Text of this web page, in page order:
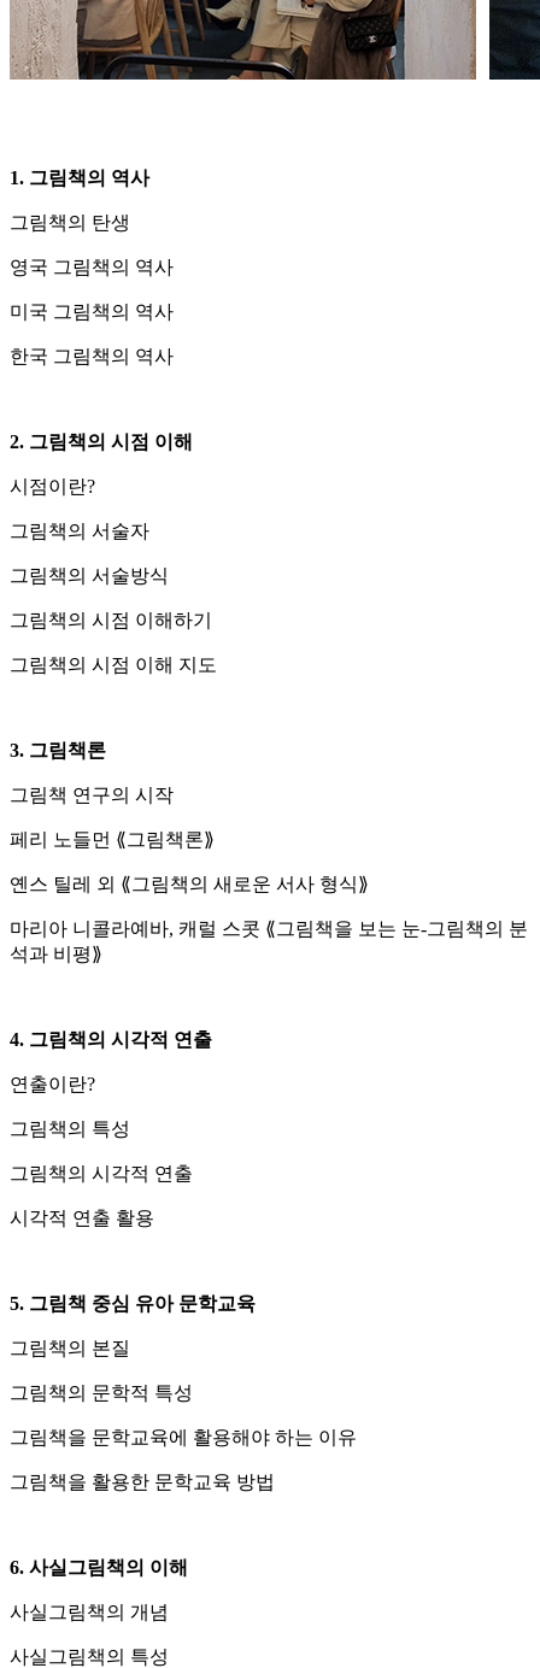
1. 그림책의 역사
그림책의 탄생
영국 그림책의 역사
미국 그림책의 역사
한국 그림책의 역사
2. 그림책의 시점 이해
시점이란?
그림책의 서술자
그림책의 서술방식
그림책의 시점 이해하기
그림책의 시점 이해 지도
3. 그림책론
그림책 연구의 시작
페리 노들먼 ⟪그림책론⟫
옌스 틸레 외 ⟪그림책의 새로운 서사 형식⟫
마리아 니콜라예바, 캐럴 스콧 ⟪그림책을 보는 눈-그림책의 분
석과 비평⟫
4. 그림책의 시각적 연출
연출이란?
그림책의 특성
그림책의 시각적 연출
시각적 연출 활용
5. 그림책 중심 유아 문학교육
그림책의 본질
그림책의 문학적 특성
그림책을 문학교육에 활용해야 하는 이유
그림책을 활용한 문학교육 방법
6. 사실그림책의 이해
사실그림책의 개념
사실그림책의 특성